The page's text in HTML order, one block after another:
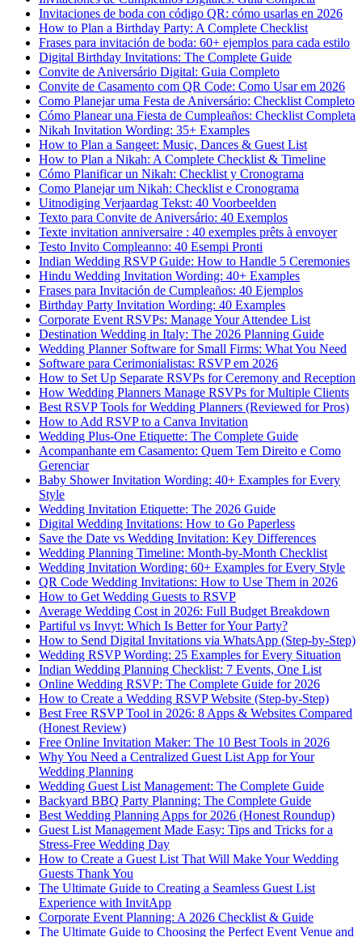
Invitaciones de boda con código QR: cómo usarlas en 2026
How to Plan a Birthday Party: A Complete Checklist
Frases para invitación de boda: 60+ ejemplos para cada estilo
Digital Birthday Invitations: The Complete Guide
Convite de Aniversário Digital: Guia Completo
Convite de Casamento com QR Code: Como Usar em 2026
Como Planejar uma Festa de Aniversário: Checklist Completo
Cómo Planear una Fiesta de Cumpleaños: Checklist Completa
Nikah Invitation Wording: 35+ Examples
How to Plan a Sangeet: Music, Dances & Guest List
How to Plan a Nikah: A Complete Checklist & Timeline
Cómo Planificar un Nikah: Checklist y Cronograma
Como Planejar um Nikah: Checklist e Cronograma
Uitnodiging Verjaardag Tekst: 40 Voorbeelden
Texto para Convite de Aniversário: 40 Exemplos
Texte invitation anniversaire : 40 exemples prêts à envoyer
Testo Invito Compleanno: 40 Esempi Pronti
Indian Wedding RSVP Guide: How to Handle 5 Ceremonies
Hindu Wedding Invitation Wording: 40+ Examples
Frases para Invitación de Cumpleaños: 40 Ejemplos
Birthday Party Invitation Wording: 40 Examples
Corporate Event RSVPs: Manage Your Attendee List
Destination Wedding in Italy: The 2026 Planning Guide
Wedding Planner Software for Small Firms: What You Need
Software para Cerimonialistas: RSVP em 2026
How to Set Up Separate RSVPs for Ceremony and Reception
How Wedding Planners Manage RSVPs for Multiple Clients
Best RSVP Tools for Wedding Planners (Reviewed for Pros)
How to Add RSVP to a Canva Invitation
Wedding Plus-One Etiquette: The Complete Guide
Acompanhante em Casamento: Quem Tem Direito e Como
Gerenciar
Baby Shower Invitation Wording: 40+ Examples for Every
Style
Wedding Invitation Etiquette: The 2026 Guide
Digital Wedding Invitations: How to Go Paperless
Save the Date vs Wedding Invitation: Key Differences
Wedding Planning Timeline: Month-by-Month Checklist
Wedding Invitation Wording: 60+ Examples for Every Style
QR Code Wedding Invitations: How to Use Them in 2026
How to Get Wedding Guests to RSVP
Average Wedding Cost in 2026: Full Budget Breakdown
Partiful vs Invyt: Which Is Better for Your Party?
How to Send Digital Invitations via WhatsApp (Step-by-Step)
Wedding RSVP Wording: 25 Examples for Every Situation
Indian Wedding Planning Checklist: 7 Events, One List
Online Wedding RSVP: The Complete Guide for 2026
How to Create a Wedding RSVP Website (Step-by-Step)
Best Free RSVP Tool in 2026: 8 Apps & Websites Compared
(Honest Review)
Free Online Invitation Maker: The 10 Best Tools in 2026
Why You Need a Centralized Guest List App for Your
Wedding Planning
Wedding Guest List Management: The Complete Guide
Backyard BBQ Party Planning: The Complete Guide
Best Wedding Planning Apps for 2026 (Honest Roundup)
Guest List Management Made Easy: Tips and Tricks for a
Stress-Free Wedding Day
How to Create a Guest List That Will Make Your Wedding
Guests Thank You
The Ultimate Guide to Creating a Seamless Guest List
Experience with InvitApp
Corporate Event Planning: A 2026 Checklist & Guide
The Ultimate Guide to Choosing the Perfect Event Venue and